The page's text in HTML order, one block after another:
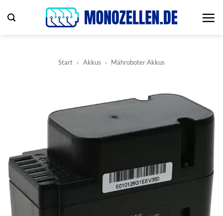
Inhalt
Start » Akkus » Mähroboter Akkus